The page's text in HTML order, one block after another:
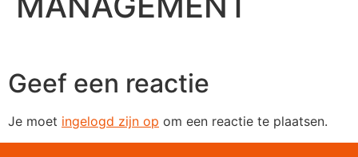
Geef een reactie
Je moet ingelogd zijn op om een reactie te plaatsen.